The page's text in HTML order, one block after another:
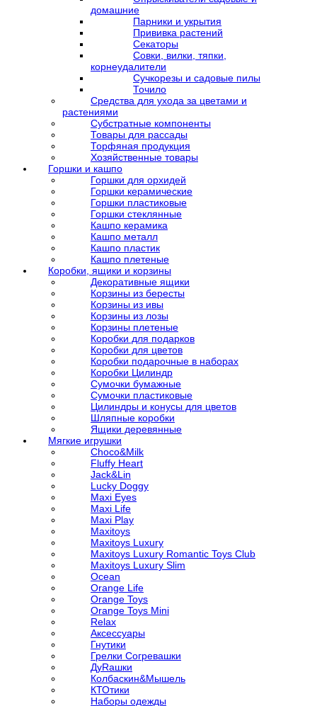
домашние
Парники и укрытия
Прививка растений
Секаторы
Совки, вилки, тяпки,
корнеудалители
Сучкорезы и садовые пилы
Точило
Средства для ухода за цветами и
растениями
Субстратные компоненты
Товары для рассады
Торфяная продукция
Хозяйственные товары
Горшки и кашпо
Горшки для орхидей
Горшки керамические
Горшки пластиковые
Горшки стеклянные
Кашпо керамика
Кашпо металл
Кашпо пластик
Кашпо плетеные
Коробки, ящики и корзины
Декоративные ящики
Корзины из бересты
Корзины из ивы
Корзины из лозы
Корзины плетеные
Коробки для подарков
Коробки для цветов
Коробки подарочные в наборах
Коробки Цилиндр
Сумочки бумажные
Сумочки пластиковые
Цилиндры и конусы для цветов
Шляпные коробки
Ящики деревянные
Мягкие игрушки
Choco&Milk
Fluffy Heart
Jack&Lin
Lucky Doggy
Maxi Eyes
Maxi Life
Maxi Play
Maxitoys
Maxitoys Luxury
Maxitoys Luxury Romantic Toys Club
Maxitoys Luxury Slim
Ocean
Orange Life
Orange Toys
Orange Toys Mini
Relax
Аксессуары
Гнутики
Грелки Согревашки
ДуRашки
Колбаскин&Мышель
КТОтики
Наборы одежды